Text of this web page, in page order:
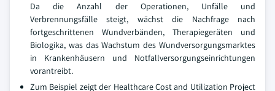
Da die Anzahl der Operationen, Unfälle und
Verbrennungsfälle steigt, wächst die Nachfrage nach
fortgeschrittenen Wundverbänden, Therapiegeräten und
Biologika, was das Wachstum des Wundversorgungsmarktes
in Krankenhäusern und Notfallversorgungseinrichtungen
vorantreibt.
Zum Beispiel zeigt der Healthcare Cost and Utilization Project